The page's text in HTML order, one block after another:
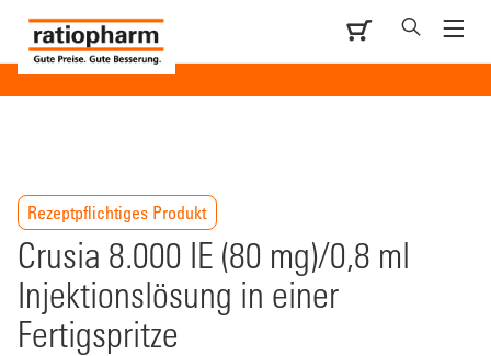
Rezeptpflichtiges Produkt
Crusia 8.000 IE (80 mg)/0,8 ml
Injektionslösung in einer
Fertigspritze